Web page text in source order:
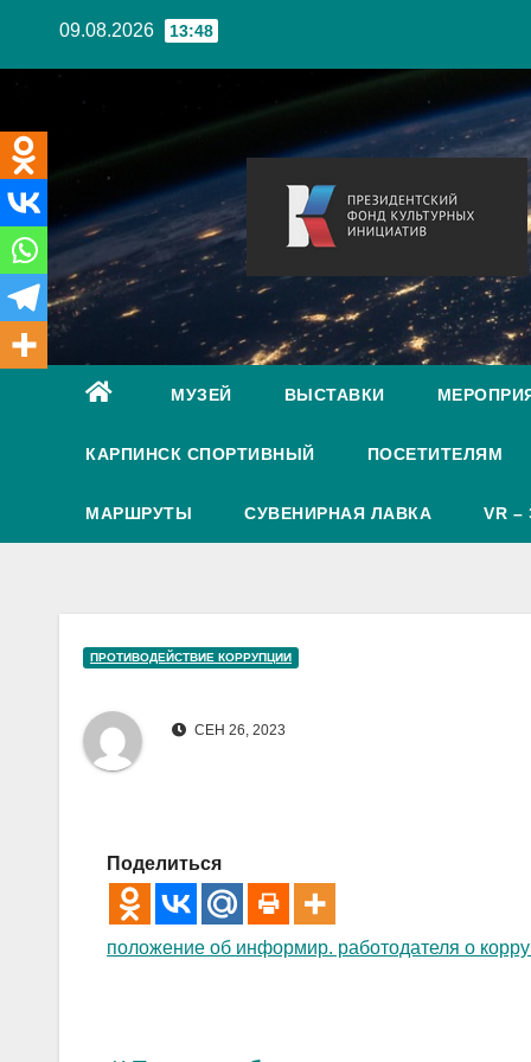
09.08.2026 13:48
МУЗЕЙ ВЫСТАВКИ
КАРПИНСК СПОРТИВНЫЙ ПОСЕТИТЕЛЯМ
МАРШРУТЫ СУВЕНИРНАЯ ЛАВКА VR
ПРОТИВОДЕЙСТВИЕ КОРРУПЦИИ
СЕН 26, 2023
Поделиться
положение об информир. работодателя о